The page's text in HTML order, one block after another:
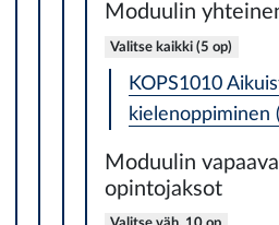
Moduulin
Valitse kaikki (5 op)
KOPS1010
kielenoppiminen
Moduulin
opintojaksot